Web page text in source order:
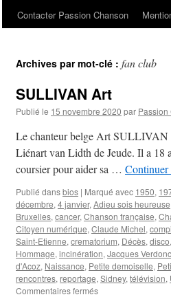
Contacter Passion Chanson
Archives par mot-clé : fan club
SULLIVAN Art
Publié le 15 novembre 2020 par Passion
Le chanteur belge Art SULLIVAN
Liénart van Lidth de Jeude. Il a 18
coursier pour aider sa … Continuer
Publié dansbios | Marqué avec 1950,
décembre, 4 janvier, Adieu sois heureuse
Bruxelles, cancer, Chanson française,
Citoyen numérique, Claude Michel,
Saint-Etienne, crematorium, Décès, disco,
Hommage, incinération, Jacques
d'Acoz, Naissance, Petite demoiselle,
rencontres, reportage, Sidney, télévision,
Commentaires ferméssur